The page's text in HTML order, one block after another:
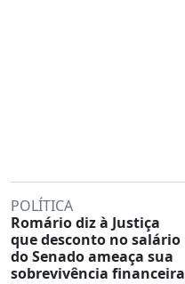
POLÍTICA
Romário diz à Justiça
que desconto no salário
do Senado ameaça sua
sobrevivência financeira